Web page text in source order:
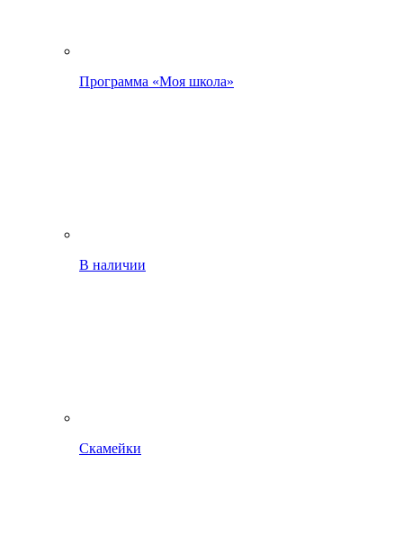
Программа «Моя школа»
В наличии
Скамейки